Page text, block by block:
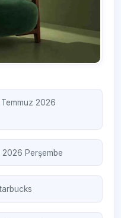
Temmuz 2026
2026 Perşembe